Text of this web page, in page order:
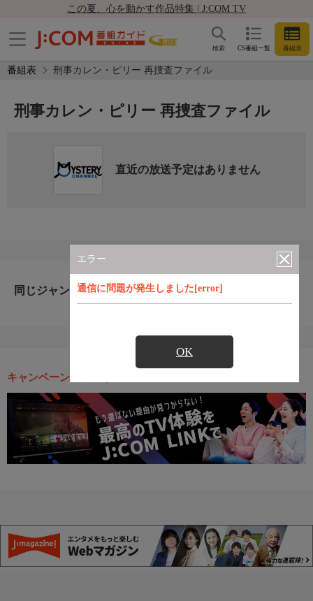
この夏、心を動かす作品特集 | J:COM TV
CS番組一覧 番組表
検索
番組表 刑事カレン・ピリー 再捜査ファイル
エラー
通信に問題が発生しました[error]
OK
刑事カレン・ピリー 再捜査ファイル
直近の放送予定はありません
同じジャンルのおすすめ番組
キャンペーン・お得な情報